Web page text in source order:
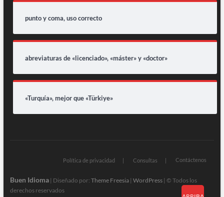
punto y coma, uso correcto
abreviaturas de «licenciado», «máster» y «doctor»
«Turquía», mejor que «Türkiye»
Política de privacidad Consultas Contáctenos
Buen Idioma| Diseñado por: Theme Freesia| WordPress| © Todos los
derechos reservados